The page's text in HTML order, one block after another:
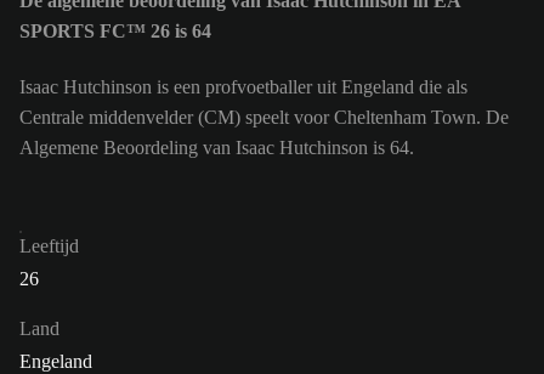
SPORTS FC™ 26 is 64
Isaac Hutchinson is een profvoetballer uit Engeland die als
Centrale middenvelder (CM) speelt voor Cheltenham Town. De
Algemene Beoordeling van Isaac Hutchinson is 64.
Leeftijd
26
Land
Engeland